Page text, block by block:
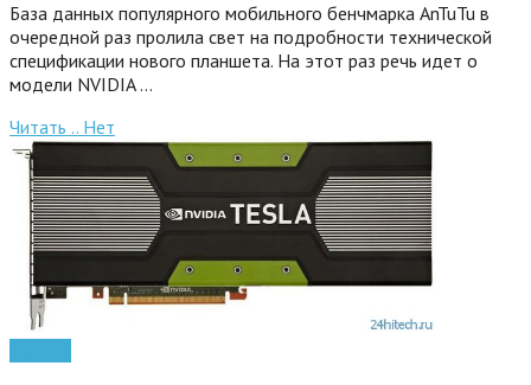
База данных популярного мобильного бенчмарка AnTuTu в
очередной раз пролила свет на подробности технической
спецификации нового планшета. На этот раз речь идет о
модели NVIDIA …
Читать .. Нет